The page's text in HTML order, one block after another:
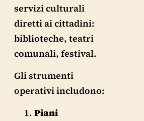
servizi culturali
diretti ai cittadini:
biblioteche, teatri
comunali, festival.
Gli strumenti
operativi includono:
Piani